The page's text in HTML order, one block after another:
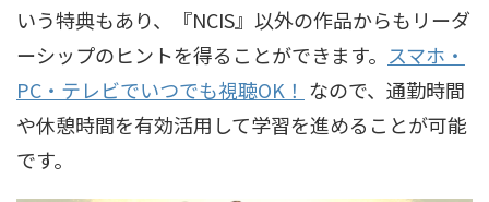
いう特典もあり、『NCIS』以外の作品からもリーダ
ーシップのヒントを得ることができます。 スマホ・
PC・テレビでいつでも視聴OK！ なので、通勤時間
や休憩時間を有効活用して学習を進めることが可能
です。